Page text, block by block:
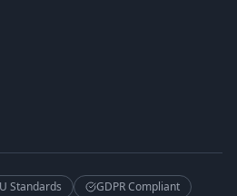
Standards GDPR Compliant